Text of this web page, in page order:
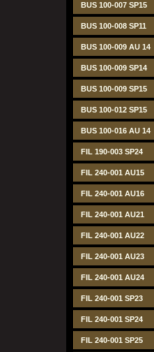
BUS 100-007 SP15
BUS 100-008 SP11
BUS 100-009 AU 14
BUS 100-009 SP14
BUS 100-009 SP15
BUS 100-012 SP15
BUS 100-016 AU 14
FIL 190-003 SP24
FIL 240-001 AU15
FIL 240-001 AU16
FIL 240-001 AU21
FIL 240-001 AU22
FIL 240-001 AU23
FIL 240-001 AU24
FIL 240-001 SP23
FIL 240-001 SP24
FIL 240-001 SP25